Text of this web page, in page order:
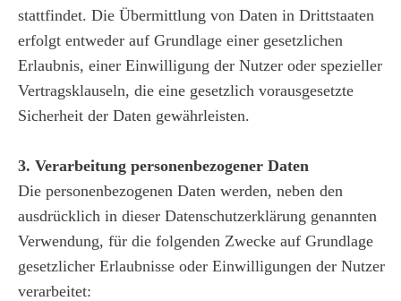
stattfindet. Die Übermittlung von Daten in Drittstaaten
erfolgt entweder auf Grundlage einer gesetzlichen
Erlaubnis, einer Einwilligung der Nutzer oder spezieller
Vertragsklauseln, die eine gesetzlich vorausgesetzte
Sicherheit der Daten gewährleisten.
3. Verarbeitung personenbezogener Daten
Die personenbezogenen Daten werden, neben den
ausdrücklich in dieser Datenschutzerklärung genannten
Verwendung, für die folgenden Zwecke auf Grundlage
gesetzlicher Erlaubnisse oder Einwilligungen der Nutzer
verarbeitet: